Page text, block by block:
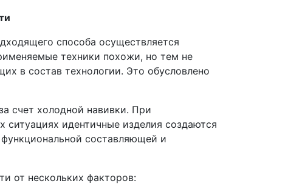
способа осуществляется
техники похожи, но тем не
в состав технологии. Это обусловлено
счет холодной навивки. При
ситуациях идентичные изделия создаются
составляющей и
от нескольких факторов: